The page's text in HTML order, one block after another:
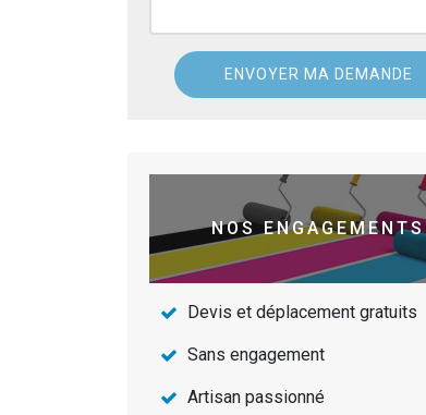
NOS ENGAGEMENTS
Devis et déplacement gratuits
Sans engagement
Artisan passionné